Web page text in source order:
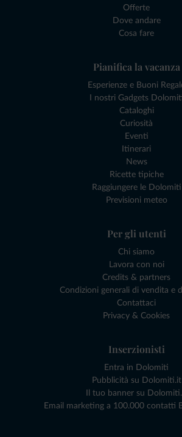
Offerte
Dove andare
Cosa fare
Pianifica la vacanza
Esperienze e Buoni
I nostri Gadgets
Cataloghi
Curiosità
Eventi
Itinerari
News
Ricette tipiche
Raggiungere le Dolomiti
Previsioni meteo
Per gli utenti
Chi siamo
Lavora con noi
Credits & partners
Condizioni generali di vendita e
Contattaci
Privacy & Cookies
Inserzionisti
Entra in Dolomiti
Pubblicità su Dolomiti.it
Il tuo banner su
Email marketing a 100.000 contatti